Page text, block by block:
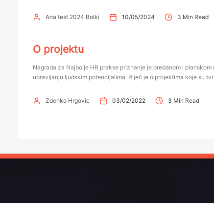
Ana test 2024 Bolki 10/05/2024 3 Min Read
O projektu
Nagrada za Najbolje HR prakse priznanje je predanom i
upravljanju ljudskim potencijalima. Riječ je o projektima koje su
Zdenko Hrgovic 03/02/2022 3 Min Read